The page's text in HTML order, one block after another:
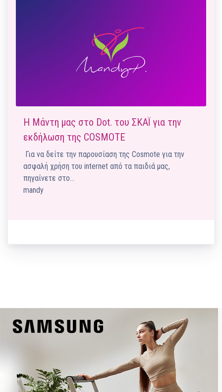
Η Μάντη μας στο Dot. του ΣΚΑΪ για την
εκδήλωση της COSMOTE
Για να δείτε την παρουσίαση της Cosmote για την
ασφαλή χρήση του internet από τα παιδιά μας,
πηγαίνετε στο…
mandy